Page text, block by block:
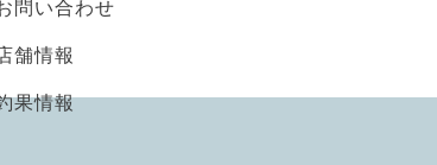
問い合わせ
舗情報
果情報